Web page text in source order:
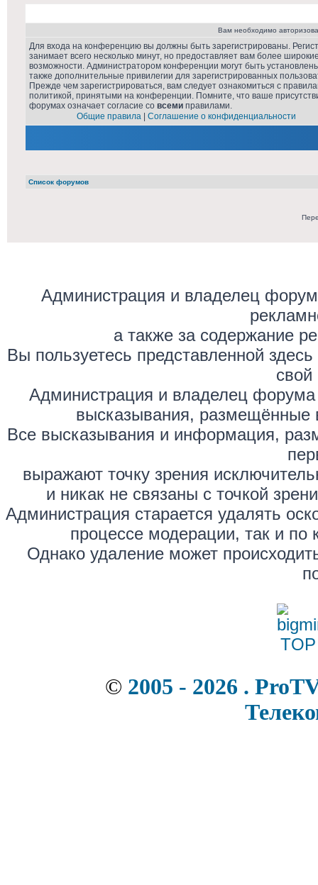
Вам необходимо
Для входа на конференцию вы должны быть зарегистрированы.
занимает всего несколько минут, но предоставляет вам более
возможности. Администратором конференции могут быть
также дополнительные привилегии для зарегистрированных
Прежде чем зарегистрироваться, вам следует ознакомиться с
политикой, принятыми на конференции. Помните, что ваше
форумах означает согласие со всеми правилами.
Общие правила
Соглашение о конфиденциальности
Список форумов
Администрация и владелец
а также за содержание
Вы пользуетесь представленной
свой
Администрация и владелец форума
высказывания, размещённые
Все высказывания и информация,
выражают точку зрения
и никак не связаны с точкой
Администрация старается удалять
процессе модерации, так и по
Однако удаление может
© 2005 - 2026 .